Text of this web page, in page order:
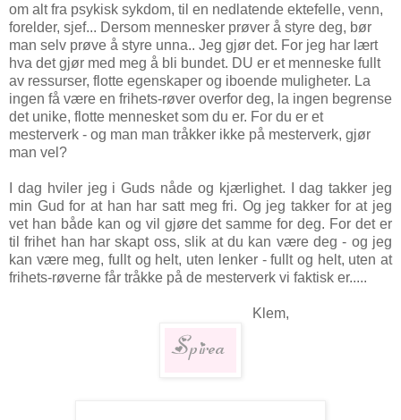
om alt fra psykisk sykdom, til en nedlatende ektefelle, venn,
forelder, sjef... Dersom mennesker prøver å styre deg, bør
man selv prøve å styre unna.. Jeg gjør det. For jeg har lært
hva det gjør med meg å bli bundet. DU er et menneske fullt
av ressurser, flotte egenskaper og iboende muligheter. La
ingen få være en frihets-røver overfor deg, la ingen begrense
det unike, flotte mennesket som du er. For du er et
mesterverk - og man man tråkker ikke på mesterverk, gjør
man vel?
I dag hviler jeg i Guds nåde og kjærlighet. I dag takker jeg
min Gud for at han har satt meg fri. Og jeg takker for at jeg
vet han både kan og vil gjøre det samme for deg. For det er
til frihet han har skapt oss, slik at du kan være deg - og jeg
kan være meg, fullt og helt, uten lenker - fullt og helt, uten at
frihets-røverne får tråkke på de mesterverk vi faktisk er.....
Klem,